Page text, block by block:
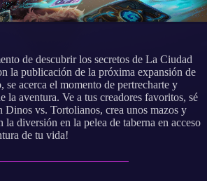
de descubrir los secretos de La Ciudad
la publicación de la próxima expansión de
se acerca el momento de pertrecharte y
la aventura. Ve a tus creadores favoritos, sé
Dinos vs. Tortolianos, crea unos mazos y
la diversión en la pelea de taberna en acceso
de tu vida!